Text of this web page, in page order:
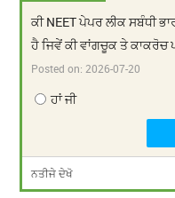
ਕੀ NEET ਪੇਪਰ ਲੀਕ ਸਬੰਧੀ
ਹੈ ਜਿਵੇਂ ਕੀ ਵਾਂਗਚੂਕ ਤੇ ਕਾਕਰੋਚ
Posted on:2026-07-20
ਹਾਂ ਜੀ
ਨਤੀਜੇ ਦੇਖੋ